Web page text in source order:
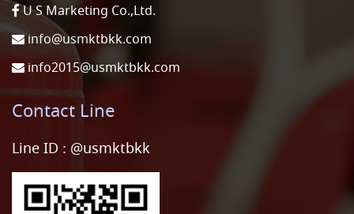
U S Marketing Co.,Ltd.
info@usmktbkk.com
info2015@usmktbkk.com
Contact Line
Line ID : @usmktbkk